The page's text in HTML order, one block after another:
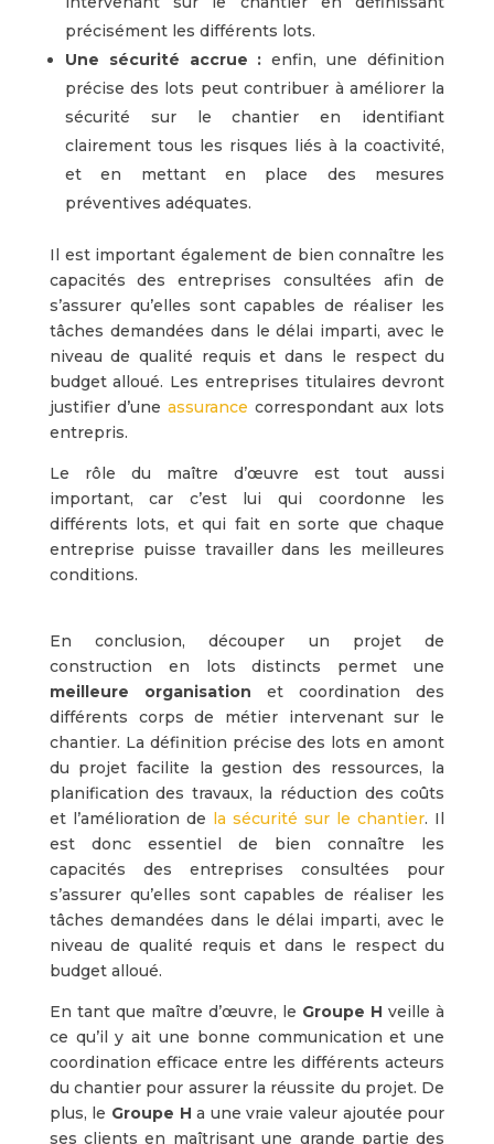
précisément les différents lots.
Une sécurité accrue :enfin, une définition
précise des lots peut contribuer à améliorer la
sécurité sur le chantier en identifiant
clairement tous les risques liés à la coactivité,
et en mettant en place des mesures
préventives adéquates.
Il est important également de bien connaître les
capacités des entreprises consultées afin de
s’assurer qu’elles sont capables de réaliser les
tâches demandées dans le délai imparti, avec le
niveau de qualité requis et dans le respect du
budget alloué. Les entreprises titulaires devront
justifier d’une assurance correspondant aux lots
entrepris.
Le rôle du maître d’œuvre est tout aussi
important, car c’est lui qui coordonne les
différents lots, et qui fait en sorte que chaque
entreprise puisse travailler dans les meilleures
conditions.
En conclusion, découper un projet de
construction en lots distincts permet une
meilleure organisation et coordination des
différents corps de métier intervenant sur le
chantier. La définition précise des lots en amont
du projet facilite la gestion des ressources, la
planification des travaux, la réduction des coûts
et l’amélioration de la sécurité sur le chantier. Il
est donc essentiel de bien connaître les
capacités des entreprises consultées pour
s’assurer qu’elles sont capables de réaliser les
tâches demandées dans le délai imparti, avec le
niveau de qualité requis et dans le respect du
budget alloué.
En tant que maître d’œuvre, le Groupe H veille à
ce qu’il y ait une bonne communication et une
coordination efficace entre les différents acteurs
du chantier pour assurer la réussite du projet. De
plus, le Groupe H a une vraie valeur ajoutée pour
ses clients en maîtrisant une grande partie des